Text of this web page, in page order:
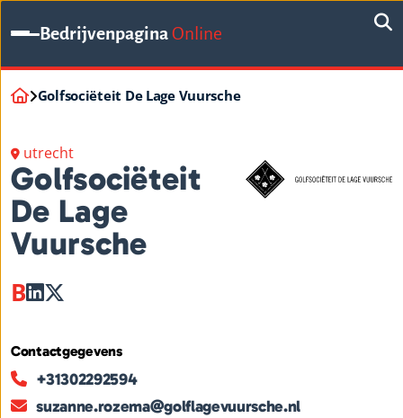
BedrijvenpaginaOnline
Golfsociëteit De Lage Vuursche
utrecht
Golfsociëteit
De Lage
Vuursche
B
Contactgegevens
+31302292594
suzanne.rozema@golflagevuursche.nl